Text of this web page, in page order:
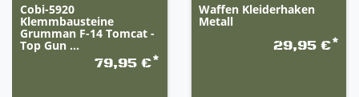
Cobi-5920
Klemmbausteine
Grumman F-14 Tomcat -
Top Gun ...
79,95 €*
Waffen Kleiderhaken
Metall
29,95 €*